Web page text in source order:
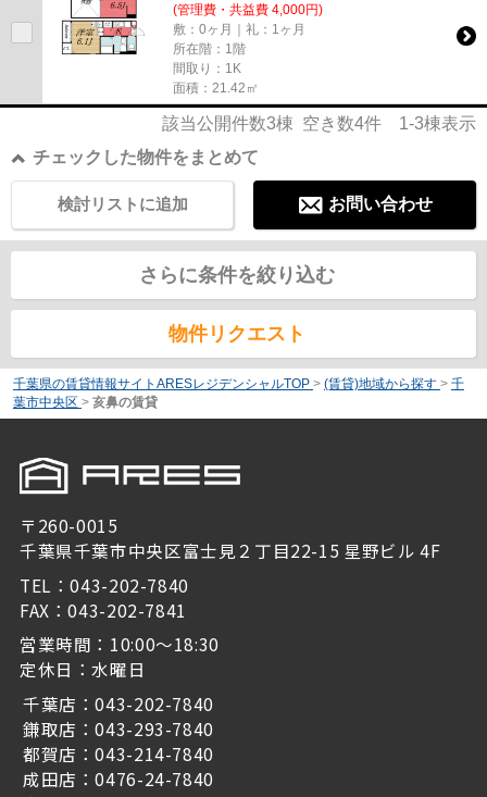
(管理費・共益費 4,000円)
敷：0ヶ月｜礼：1ヶ月
所在階：1階
間取り：1K
面積：21.42㎡
該当公開件数3棟 空き数4件 1-3棟表示
チェックした物件をまとめて
お問い合わせ
検討リストに追加
さらに条件を絞り込む
物件リクエスト
千葉県の賃貸情報サイトARESレジデンシャルTOP > (賃貸)地域から探す > 千
葉市中央区 > 亥鼻の賃貸
〒260-0015
千葉県千葉市中央区富士見２丁目22-15 星野ビル 4F
TEL：043-202-7840
FAX：043-202-7841
営業時間：10:00～18:30
定休日：水曜日
千葉店：043-202-7840
鎌取店：043-293-7840
都賀店：043-214-7840
成田店：0476-24-7840